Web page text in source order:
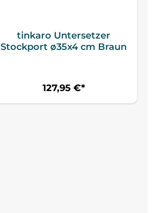
tinkaro Untersetzer
Stockport ø35x4 cm Braun
127,95 €*